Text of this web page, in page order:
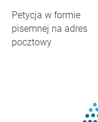
Petycja w formie
pisemnej na adres
pocztowy